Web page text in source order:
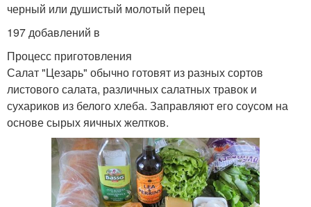
черный или душистый молотый перец
197 добавлений в
Процесс приготовления
Салат "Цезарь" обычно готовят из разных сортов
листового салата, различных салатных травок и
сухариков из белого хлеба. Заправляют его соусом на
основе сырых яичных желтков.